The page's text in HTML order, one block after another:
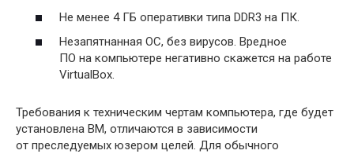
Не менее 4 ГБ оперативки типа DDR3 на ПК.
Незапятнанная ОС, без вирусов. Вредное
ПО на компьютере негативно скажется на работе
VirtualBox.
Требования к техническим чертам компьютера, где будет
установлена ВМ, отличаются в зависимости
от преследуемых юзером целей. Для обычного